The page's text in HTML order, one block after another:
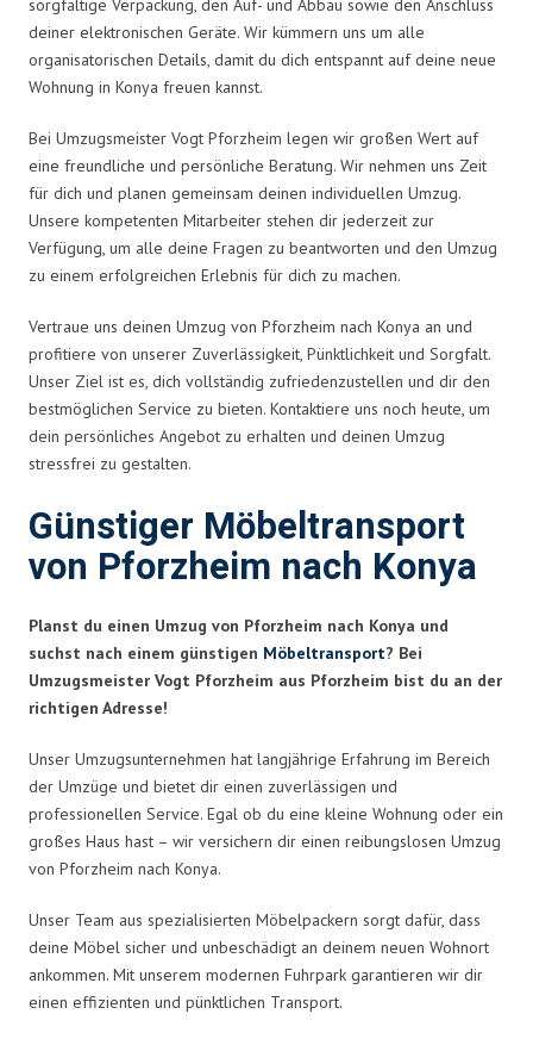
sorgfältige Verpackung, den Auf- und Abbau sowie den Anschluss
deiner elektronischen Geräte. Wir kümmern uns um alle
organisatorischen Details, damit du dich entspannt auf deine neue
Wohnung in Konya freuen kannst.
Bei Umzugsmeister Vogt Pforzheim legen wir großen Wert auf
eine freundliche und persönliche Beratung. Wir nehmen uns Zeit
für dich und planen gemeinsam deinen individuellen Umzug.
Unsere kompetenten Mitarbeiter stehen dir jederzeit zur
Verfügung, um alle deine Fragen zu beantworten und den Umzug
zu einem erfolgreichen Erlebnis für dich zu machen.
Vertraue uns deinen Umzug von Pforzheim nach Konya an und
profitiere von unserer Zuverlässigkeit, Pünktlichkeit und Sorgfalt.
Unser Ziel ist es, dich vollständig zufriedenzustellen und dir den
bestmöglichen Service zu bieten. Kontaktiere uns noch heute, um
dein persönliches Angebot zu erhalten und deinen Umzug
stressfrei zu gestalten.
Günstiger Möbeltransport
von Pforzheim nach Konya
Planst du einen Umzug von Pforzheim nach Konya und
suchst nach einem günstigen Möbeltransport? Bei
Umzugsmeister Vogt Pforzheim aus Pforzheim bist du an der
richtigen Adresse!
Unser Umzugsunternehmen hat langjährige Erfahrung im Bereich
der Umzüge und bietet dir einen zuverlässigen und
professionellen Service. Egal ob du eine kleine Wohnung oder ein
großes Haus hast – wir versichern dir einen reibungslosen Umzug
von Pforzheim nach Konya.
Unser Team aus spezialisierten Möbelpackern sorgt dafür, dass
deine Möbel sicher und unbeschädigt an deinem neuen Wohnort
ankommen. Mit unserem modernen Fuhrpark garantieren wir dir
einen effizienten und pünktlichen Transport.